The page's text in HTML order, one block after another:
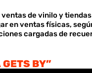
de vinilo y
en ventas físicas,
cargadas de
BY”